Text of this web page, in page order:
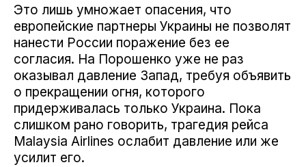
Это лишь умножает опасения, что
европейские партнеры Украины не позволят
нанести России поражение без ее
согласия. На Порошенко уже не раз
оказывал давление Запад, требуя объявить
о прекращении огня, которого
придерживалась только Украина. Пока
слишком рано говорить, трагедия рейса
Malaysia Airlines ослабит давление или же
усилит его.